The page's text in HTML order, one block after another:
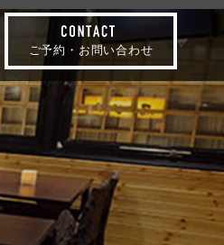
ご予約・お問い合わせ